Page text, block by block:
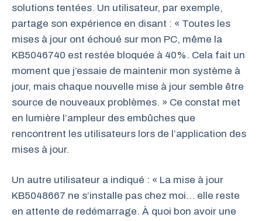
solutions tentées. Un utilisateur, par exemple,
partage son expérience en disant : « Toutes les
mises à jour ont échoué sur mon PC, même la
KB5046740 est restée bloquée à 40%. Cela fait un
moment que j’essaie de maintenir mon système à
jour, mais chaque nouvelle mise à jour semble être
source de nouveaux problèmes. » Ce constat met
en lumière l’ampleur des embûches que
rencontrent les utilisateurs lors de l’application des
mises à jour.
Un autre utilisateur a indiqué : « La mise à jour
KB5048667 ne s’installe pas chez moi… elle reste
en attente de redémarrage. À quoi bon avoir une